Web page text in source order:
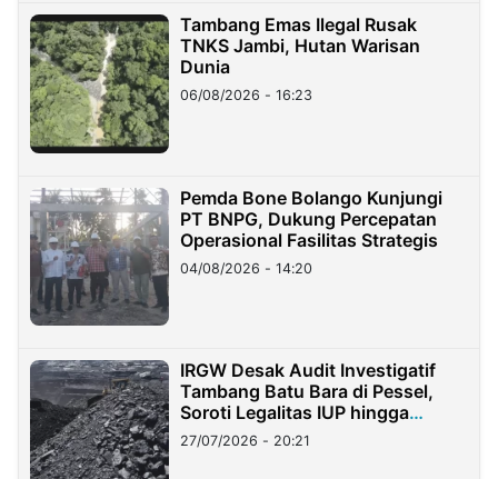
Tambang Emas Ilegal Rusak
TNKS Jambi, Hutan Warisan
Dunia
06/08/2026 - 16:23
Pemda Bone Bolango Kunjungi
PT BNPG, Dukung Percepatan
Operasional Fasilitas Strategis
04/08/2026 - 14:20
IRGW Desak Audit Investigatif
Tambang Batu Bara di Pessel,
Soroti Legalitas IUP hingga
Stockpile
27/07/2026 - 20:21